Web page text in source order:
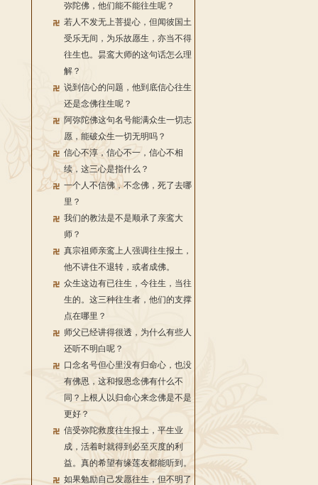
弥陀佛，他们能不能往生呢？
若人不发无上菩提心，但闻彼国土
受乐无间，为乐故愿生，亦当不得
往生也。昙鸾大师的这句话怎么理
解？
说到信心的问题，他到底信心往生
还是念佛往生呢？
阿弥陀佛这句名号能满众生一切志
愿，能破众生一切无明吗？
信心不淳，信心不一，信心不相
续，这三心是指什么？
一个人不信佛，不念佛，死了去哪
里？
我们的教法是不是顺承了亲鸾大
师？
真宗祖师亲鸾上人强调往生报土，
他不讲住不退转，或者成佛。
众生这边有已往生，今往生，当往
生的。这三种往生者，他们的支撑
点在哪里？
师父已经讲得很透，为什么有些人
还听不明白呢？
口念名号但心里没有归命心，也没
有佛恩，这和报恩念佛有什么不
同？上根人以归命心来念佛是不是
更好？
信受弥陀救度往生报土，平生业
成，活着时就得到必至灭度的利
益。真的希望有缘莲友都能听到。
如果勉励自己发愿往生，但不明了